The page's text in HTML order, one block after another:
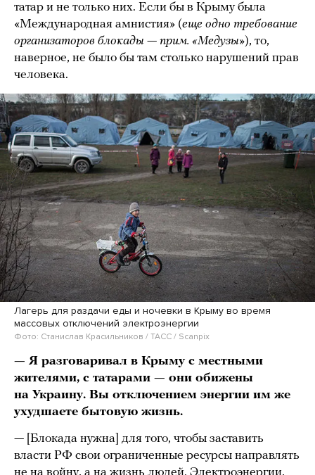
татар и не только них. Если бы в Крыму была
«Международная амнистия» (еще одно требование
организаторов блокады — прим. «Медузы»), то,
наверное, не было бы там столько нарушений прав
человека.
Лагерь для раздачи еды и ночевки в Крыму во время
массовых отключений электроэнергии
Фото: Станислав Красильников / ТАСС / Scanpix
— Я разговаривал в Крыму с местными
жителями, с татарами — они обижены
на Украину. Вы отключением энергии им же
ухудшаете бытовую жизнь.
— [Блокада нужна] для того, чтобы заставить
власти РФ свои ограниченные ресурсы направлять